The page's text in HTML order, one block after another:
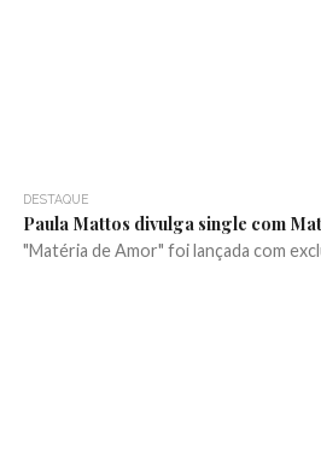
DESTAQUE
Paula Mattos divulga single com
"Matéria de Amor" foi lançada com